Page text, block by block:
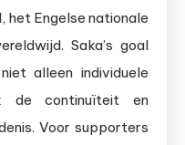
het Engelse nationale
Saka’s goal
alleen individuele
de continuïteit en
Voor supporters